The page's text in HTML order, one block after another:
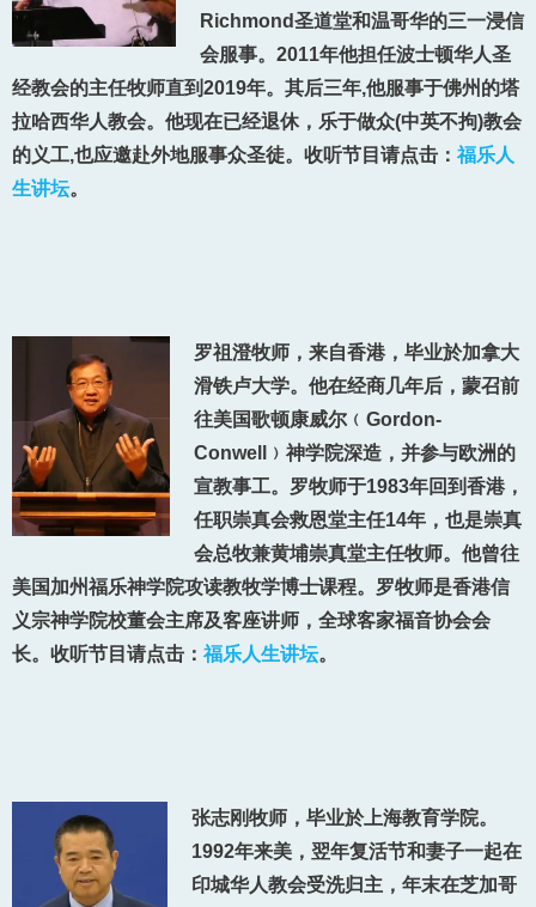
Richmond圣道堂和温哥华的三一浸信
会服事。2011年他担任波士顿华人圣
经教会的主任牧师直到2019年。其后三年,他服事于佛州的塔
拉哈西华人教会。他现在已经退休，乐于做众(中英不拘)教会
的义工,也应邀赴外地服事众圣徒。收听节目请点击： 福乐人
生讲坛。
罗祖澄牧师，来自香港，毕业於加拿大
滑铁卢大学。他在经商几年后，蒙召前
往美国歌顿康威尔﹙Gordon-
Conwell﹚神学院深造，并参与欧洲的
宣教事工。罗牧师于1983年回到香港，
任职崇真会救恩堂主任14年，也是崇真
会总牧兼黄埔崇真堂主任牧师。他曾往
美国加州福乐神学院攻读教牧学博士课程。罗牧师是香港信
义宗神学院校董会主席及客座讲师，全球客家福音协会会
长。收听节目请点击： 福乐人生讲坛。
张志刚牧师，毕业於上海教育学院。
1992年来美，翌年复活节和妻子一起在
印城华人教会受洗归主，年末在芝加哥